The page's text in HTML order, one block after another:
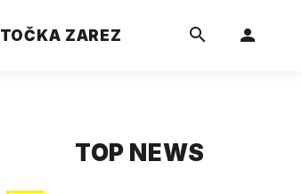
TOČKA ZAREZ
TOP NEWS